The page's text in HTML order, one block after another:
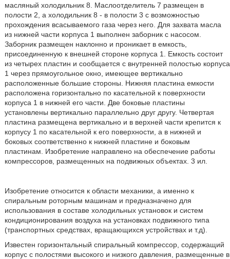
масляный холодильник 8. Маслоотделитель 7 размещен в
полости 2, а холодильник 8 - в полости 3 с возможностью
прохождения всасываемого газа через него. Для захвата масла
из нижней части корпуса 1 выполнен заборник с насосом.
Заборник размещен наклонно и проникает в емкость,
присоединенную к внешней стороне корпуса 1. Емкость состоит
из четырех пластин и сообщается с внутренней полостью корпуса
1 через прямоугольное окно, имеющее вертикально
расположенные большие стороны. Нижняя пластина емкости
расположена горизонтально по касательной к поверхности
корпуса 1 в нижней его части. Две боковые пластины
установлены вертикально параллельно друг другу. Четвертая
пластина размещена вертикально и в верхней части крепится к
корпусу 1 по касательной к его поверхности, а в нижней и
боковых соответственно к нижней пластине и боковым
пластинам. Изобретение направлено на обеспечение работы
компрессоров, размещенных на подвижных объектах. 3 ил.
Изобретение относится к области механики, а именно к
спиральным роторным машинам и предназначено для
использования в составе холодильных установок и систем
кондиционирования воздуха на установках подвижного типа
(транспортных средствах, вращающихся устройствах и т.д).
Известен горизонтальный спиральный компрессор, содержащий
корпус с полостями высокого и низкого давления, размещенные в